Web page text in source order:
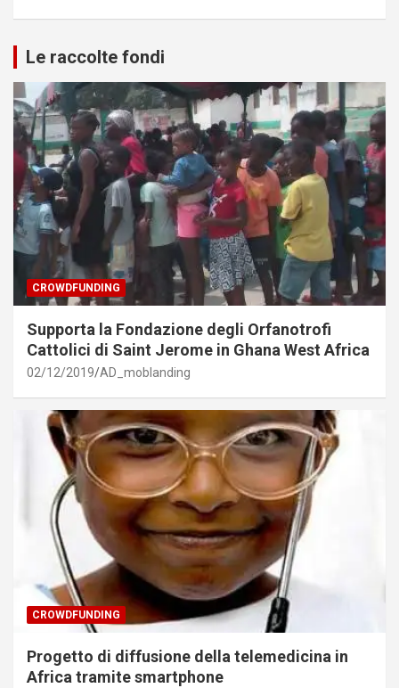
Le raccolte fondi
CROWDFUNDING
Supporta la Fondazione degli Orfanotrofi
Cattolici di Saint Jerome in Ghana West Africa
02/12/2019 AD_moblanding
CROWDFUNDING
Progetto di diffusione della telemedicina in
Africa tramite smartphone